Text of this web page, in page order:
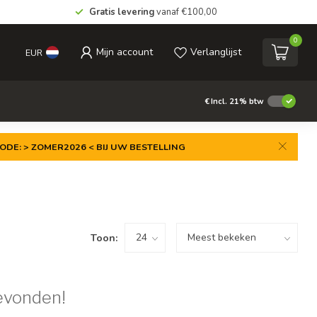
Gratis leveringvanaf €100,00
EUR Mijn account Verlanglijst
0
€Incl. 21% btw
> ZOMER2026 < BIJ UW BESTELLING
Toon: